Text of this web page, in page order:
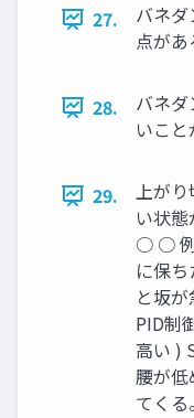
27.
バネ
点があ
28.
バネ
いこ
29.
上が
い状
○ ○ 例
に保
と坂
PID制
高い )
腰が低
てく